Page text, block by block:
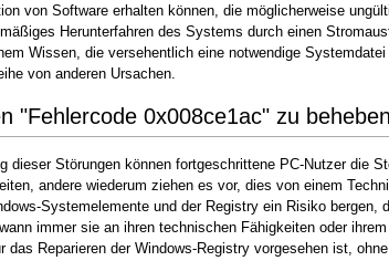
von Software erhalten können, die möglicherweise
Herunterfahren des Systems durch einen
Wissen, die versehentlich eine notwendige
von anderen Ursachen.
"Fehlercode 0x008ce1ac" zu beheben
dieser Störungen können fortgeschrittene PC-Nutzer die
andere wiederum ziehen es vor, dies von einem
Systemelemente und der Registry ein Risiko bergen,
immer sie an ihren technischen Fähigkeiten oder
das Reparieren der Windows-Registry vorgesehen ist,